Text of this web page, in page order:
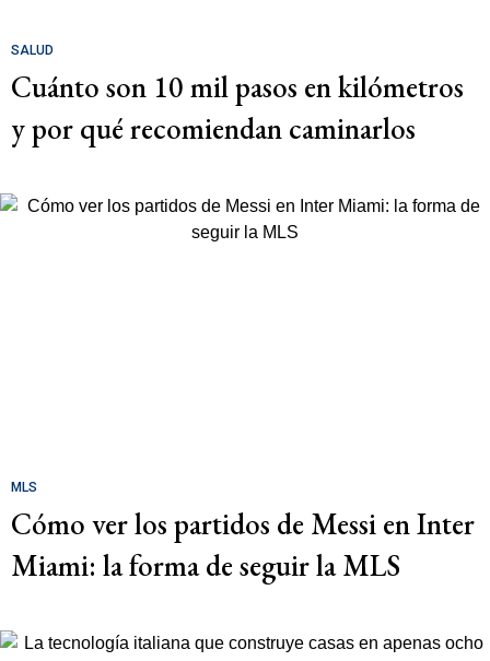
SALUD
Cuánto son 10 mil pasos en kilómetros
y por qué recomiendan caminarlos
MLS
Cómo ver los partidos de Messi en Inter
Miami: la forma de seguir la MLS